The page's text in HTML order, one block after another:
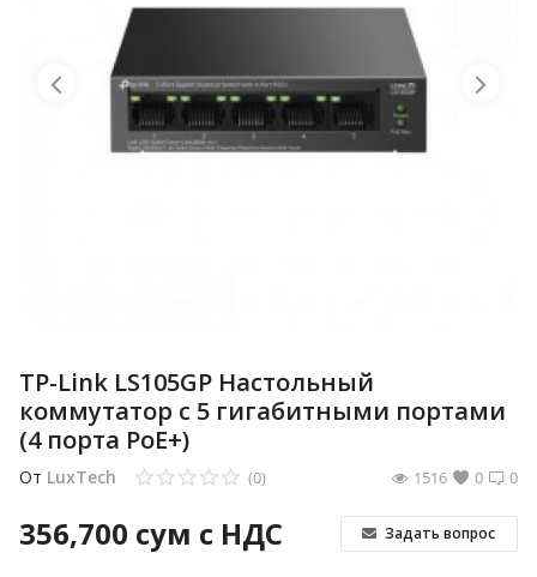
ДЛЯ ОПЕРАТОРОВ СВЯЗИ
TP-Link LS105GP Настольный
коммутатор с 5 гигабитными портами
(4 порта PoE+)
От LuxTech 0
(0) 0
1516
356,700 сум с НДС Задать вопрос